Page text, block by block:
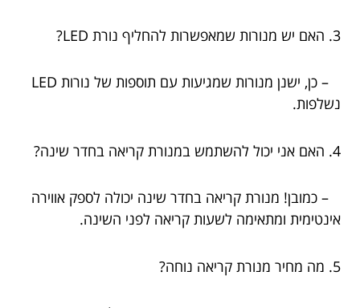
3. האם יש מנורות שמאפשרות להחליף נורת LED?
– כן, ישנן מנורות שמגיעות עם תוספות של נורות LED
נשלפות.
4. האם אני יכול להשתמש במנורת קריאה בחדר שינה?
– כמובן! מנורת קריאה בחדר שינה יכולה לספק אווירה
אינטימית ומתאימה לשעות קריאה לפני השינה.
5. מה מחיר מנורת קריאה נוחה?